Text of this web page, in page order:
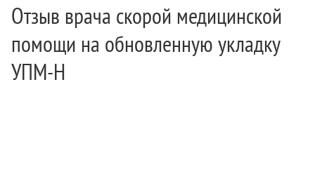
Отзыв врача скорой медицинской
помощи на обновленную укладку
УПМ-Н